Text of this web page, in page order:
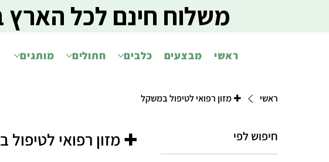
ראשי מבצעים כלבים חתולים מותגים
משלוח חינם לכל הארץ
ראשי ✚ מזון רפואי לטיפול במשקל
חיפוש לפי ✚ מזון רפואי